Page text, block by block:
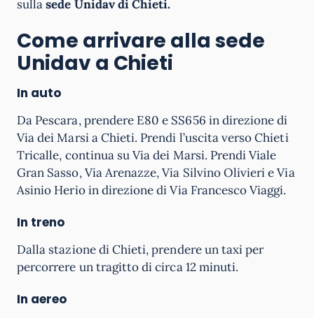
sullasede Unidav di Chieti.
Come arrivare alla sede
Unidav a Chieti
In auto
Da Pescara, prendere E80 e SS656 in direzione di
Via dei Marsi a Chieti. Prendi l’uscita verso Chieti
Tricalle, continua su Via dei Marsi. Prendi Viale
Gran Sasso, Via Arenazze, Via Silvino Olivieri e Via
Asinio Herio in direzione di Via Francesco Viaggi.
In treno
Dalla stazione di Chieti, prendere un taxi per
percorrere un tragitto di circa 12 minuti.
In aereo